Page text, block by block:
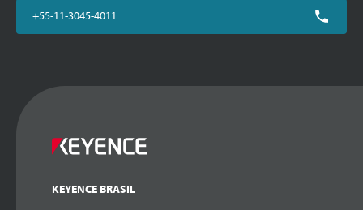
+55-11-3045-4011
KEYENCE BRASIL